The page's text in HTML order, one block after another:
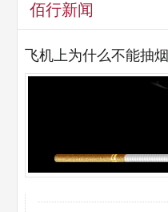
佰行新闻
飞机上为什么不能抽烟